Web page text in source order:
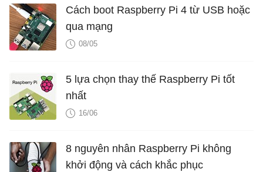
Cách boot Raspberry Pi 4 từ USB hoặc
qua mạng
08/05
5 lựa chọn thay thế Raspberry Pi tốt
nhất
16/06
8 nguyên nhân Raspberry Pi không
khởi động và cách khắc phục